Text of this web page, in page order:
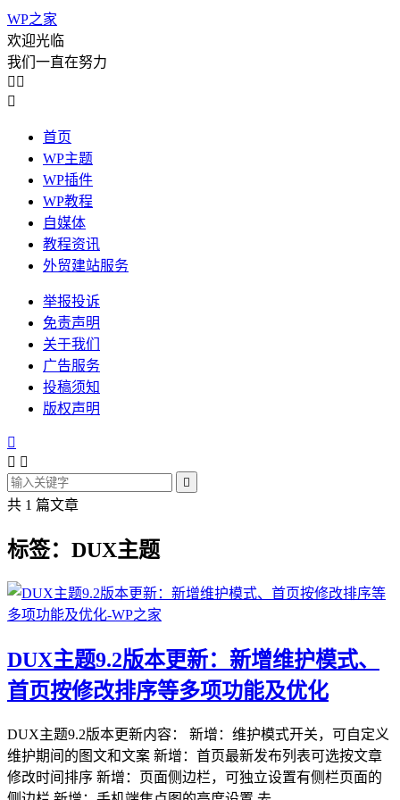
WP之家
欢迎光临
我们一直在努力
 

首页
WP主题
WP插件
WP教程
自媒体
教程资讯
外贸建站服务
举报投诉
免责声明
关于我们
广告服务
投稿须知
版权声明

 

共 1 篇文章
标签：DUX主题
DUX主题9.2版本更新：新增维护模式、
首页按修改排序等多项功能及优化
DUX主题9.2版本更新内容： 新增：维护模式开关，可自定义
维护期间的图文和文案 新增：首页最新发布列表可选按文章
修改时间排序 新增：页面侧边栏，可独立设置有侧栏页面的